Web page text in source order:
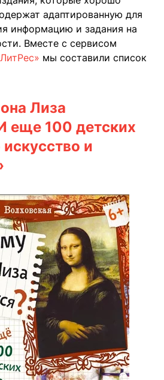
адаптированную для
информацию и задания на
Вместе с сервисом
мы составили список
Лиза
еще 100 детских
искусство и